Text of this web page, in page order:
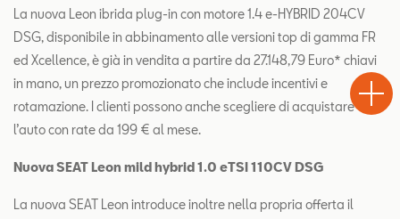
La nuova Leon ibrida plug-in con motore 1.4 e-HYBRID 204CV
DSG, disponibile in abbinamento alle versioni top di gamma FR
ed Xcellence, è già in vendita a partire da 27.148,79 Euro* chiavi
in mano, un prezzo promozionato che include incentivi e
rotamazione. I clienti possono anche scegliere di acquistare
l’auto con rate da 199 € al mese.
Nuova SEAT Leon mild hybrid 1.0 eTSI 110CV DSG
La nuova SEAT Leon introduce inoltre nella propria offerta il
Test
Drive
Chiama